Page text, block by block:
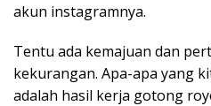
akun instagramnya.
Tentu ada kemajuan dan
kekurangan. Apa-apa yang
adalah hasil kerja gotong